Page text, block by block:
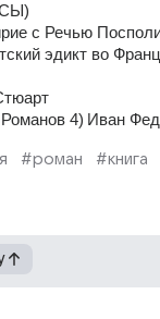
с Речью
эдикт во
4) Иван
#роман #книга